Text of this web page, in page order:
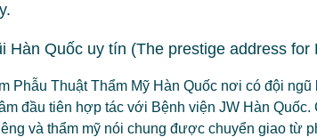
Phẫu Thuật Thẩm Mỹ Hàn Quốc nơi có đội
đầu tiên hợp tác với Bệnh viện JW Hàn
và thẩm mỹ nói chung được chuyển giao từ